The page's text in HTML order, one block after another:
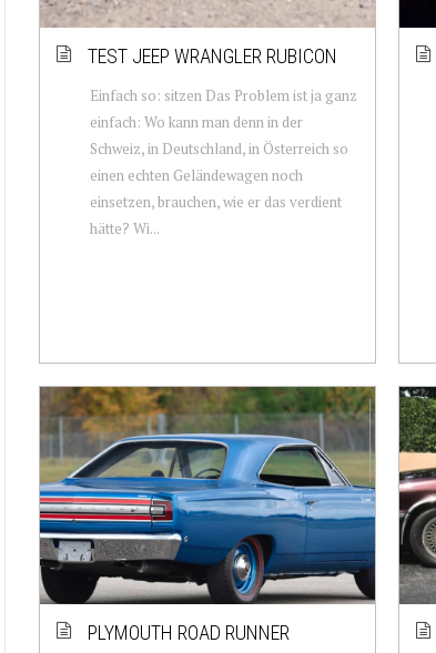
TEST JEEP WRANGLER RUBICON
Einfach so: sitzen Das Problem ist ja ganz
einfach: Wo kann man denn in der
Schweiz, in Deutschland, in Österreich so
einen echten Geländewagen noch
einsetzen, brauchen, wie er das verdient
hätte? Wi...
PLYMOUTH ROAD RUNNER